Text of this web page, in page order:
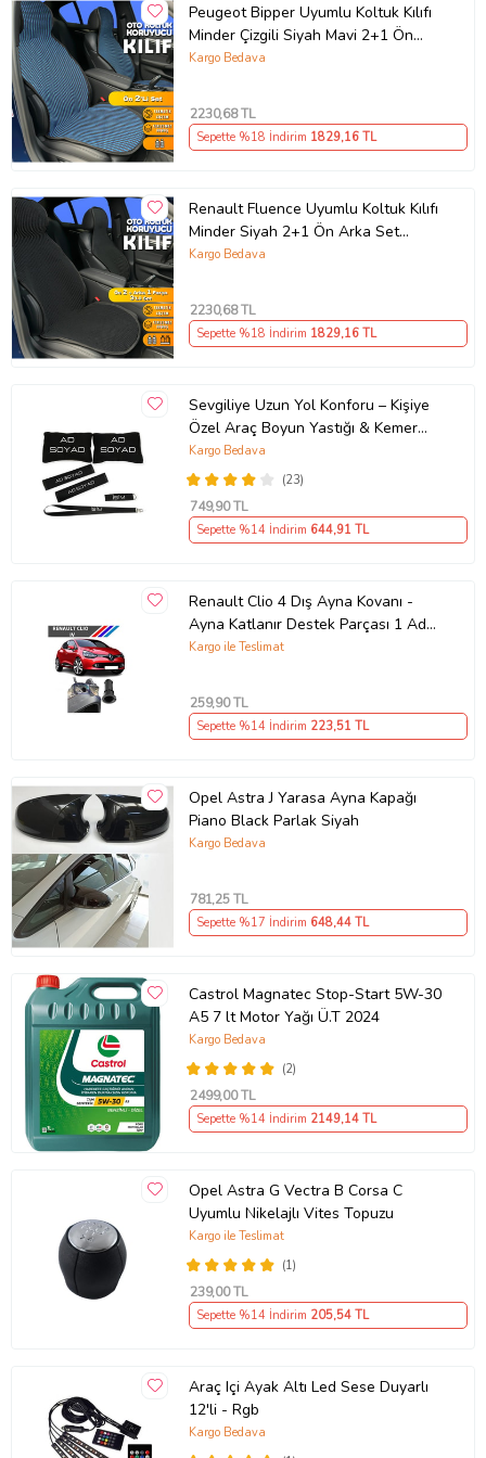
Peugeot Bipper Uyumlu Koltuk Kılıfı
Minder Çizgili Siyah Mavi 2+1 Ön
Arka Set (Karışık)
Kargo Bedava
2230,68 TL
Sepette %18 İndirim 1829,16 TL
Renault Fluence Uyumlu Koltuk Kılıfı
Minder Siyah 2+1 Ön Arka Set
(Karışık)
Kargo Bedava
2230,68 TL
Sepette %18 İndirim 1829,16 TL
Sevgiliye Uzun Yol Konforu – Kişiye
Özel Araç Boyun Yastığı & Kemer
Pedi Hediye Seti
(23)
Kargo Bedava
749,90 TL
Sepette %14 İndirim 644,91 TL
Renault Clio 4 Dış Ayna Kovanı -
Ayna Katlanır Destek Parçası 1 Adet
490307706 M3625
Kargo ile Teslimat
259,90 TL
Sepette %14 İndirim 223,51 TL
Opel Astra J Yarasa Ayna Kapağı
Piano Black Parlak Siyah
Kargo Bedava
781,25 TL
Sepette %17 İndirim 648,44 TL
Castrol Magnatec Stop-Start 5W-30
A5 7 lt Motor Yağı Ü.T 2024
(2)
Kargo Bedava
2499,00 TL
Sepette %14 İndirim 2149,14 TL
Opel Astra G Vectra B Corsa C
Uyumlu Nikelajlı Vites Topuzu
(1)
Kargo ile Teslimat
239,00 TL
Sepette %14 İndirim 205,54 TL
Araç Içi Ayak Altı Led Sese Duyarlı
12'li - Rgb
Kargo Bedava